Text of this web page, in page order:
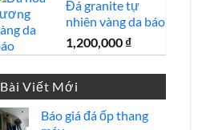
là:
2,350,000 ₫.
tại
là:
2,150,000 ₫.
Đá granite tự
nhiên vàng da báo
1,200,000 ₫
Bài Viết Mới
Báo giá đá ốp thang